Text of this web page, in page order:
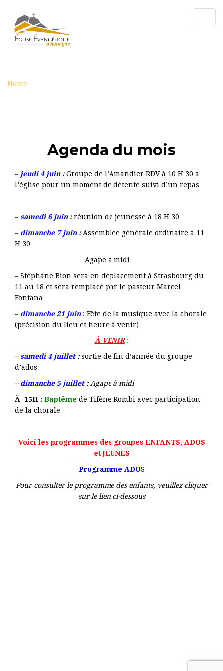
Home
Agenda du mois
– jeudi 4 juin :Groupe de l’Amandier RDV à 10 H 30 à
l’église pour un moment de détente suivi d’un repas
– samedi 6 juin :réunion de jeunesse à 18 H 30
– dimanche 7 juin: Assemblée générale ordinaire à 11
H 30
Agape à midi
– Stéphane Bion sera en déplacement à Strasbourg du
11 au 18 et sera remplacé par le pasteur Marcel
Fontana
– dimanche 21 juin: Fête de la musique avec la chorale
(précision du lieu et heure à venir)
À VENIR:
–samedi 4 juillet:sortie de fin d’année du groupe
d’ados
– dimanche 5 juillet: Agape à midi
À 15H : Baptême de Tifène Rombi avec participation
de la chorale
Voici les programmes des groupes ENFANTS, ADOS
et JEUNES
Programme ADOS
Pour consulter le programme des enfants, veuillez cliquer
sur le lien ci-dessous